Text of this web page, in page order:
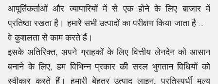
आपूर्तिकर्ताओं और व्यापारियों में से एक होने के लिए बाजार में
प्रतिष्ठा रखता है। हमारे सभी उत्पादों का परीक्षण किया जाता है और
वे कुशलता से काम करते हैं।
इसके अतिरिक्त, अपने ग्राहकों के लिए वित्तीय लेनदेन को आसान
बनाने के लिए, हम विभिन्न प्रकार की सरल भुगतान विधियों को
स्वीकार करते हैं। हमारी बेहतर उत्पाद लाइन, प्रतिस्पर्धी मूल्य